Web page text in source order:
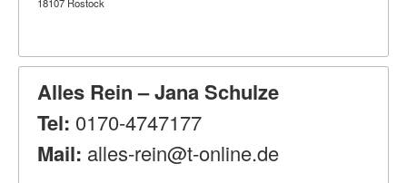
Alles Rein – Jana Schulze
Tel: 0170-4747177
Mail: alles-rein@t-online.de